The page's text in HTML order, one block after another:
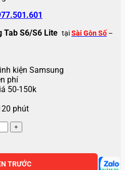
Tab S6/S6 Lite tạiSài Gòn Số –
kiện Samsung
phí
50-150k
phút
TRƯỚC